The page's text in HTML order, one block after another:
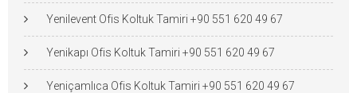
Yenilevent Ofis Koltuk Tamiri +90 551 620 49 67
Yenikapı Ofis Koltuk Tamiri +90 551 620 49 67
Yeniçamlıca Ofis Koltuk Tamiri +90 551 620 49 67